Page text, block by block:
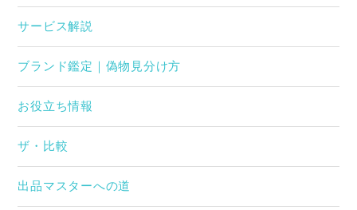
サービス解説
ブランド鑑定｜偽物見分け方
お役立ち情報
ザ・比較
出品マスターへの道